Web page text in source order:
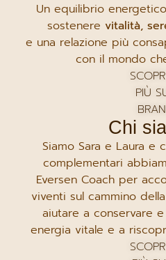
Un equilibrio
sostenere vitalità,
e una relazione più
con il mondo
PIÙ
Chi
Siamo Sara e Laura e
complementari
Eversen Coach per
viventi sul cammino
aiutare a conservare
energia vitale e a